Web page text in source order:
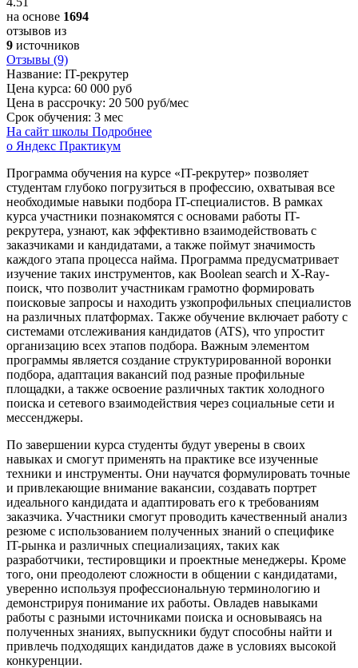
на основе 1694
отзывов из
9 источников
Отзывы (9)
Название: IT-рекрутер
Цена курса: 60 000 руб
Цена в рассрочку: 20 500 руб/мес
Срок обучения: 3 мес
На сайт школы Подробнее
о Яндекс Практикум
Программа обучения на курсе «IT-рекрутер» позволяет
студентам глубоко погрузиться в профессию, охватывая все
необходимые навыки подбора IT-специалистов. В рамках
курса участники познакомятся с основами работы IT-
рекрутера, узнают, как эффективно взаимодействовать с
заказчиками и кандидатами, а также поймут значимость
каждого этапа процесса найма. Программа предусматривает
изучение таких инструментов, как Boolean search и X-Ray-
поиск, что позволит участникам грамотно формировать
поисковые запросы и находить узкопрофильных специалистов
на различных платформах. Также обучение включает работу с
системами отслеживания кандидатов (ATS), что упростит
организацию всех этапов подбора. Важным элементом
программы является создание структурированной воронки
подбора, адаптация вакансий под разные профильные
площадки, а также освоение различных тактик холодного
поиска и сетевого взаимодействия через социальные сети и
мессенджеры.
По завершении курса студенты будут уверены в своих
навыках и смогут применять на практике все изученные
техники и инструменты. Они научатся формулировать точные
и привлекающие внимание вакансии, создавать портрет
идеального кандидата и адаптировать его к требованиям
заказчика. Участники смогут проводить качественный анализ
резюме с использованием полученных знаний о специфике
IT-рынка и различных специализациях, таких как
разработчики, тестировщики и проектные менеджеры. Кроме
того, они преодолеют сложности в общении с кандидатами,
уверенно используя профессиональную терминологию и
демонстрируя понимание их работы. Овладев навыками
работы с разными источниками поиска и основываясь на
полученных знаниях, выпускники будут способны найти и
привлечь подходящих кандидатов даже в условиях высокой
конкуренции.